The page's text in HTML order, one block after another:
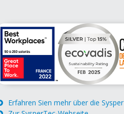
Erfahren Sien mehr über die